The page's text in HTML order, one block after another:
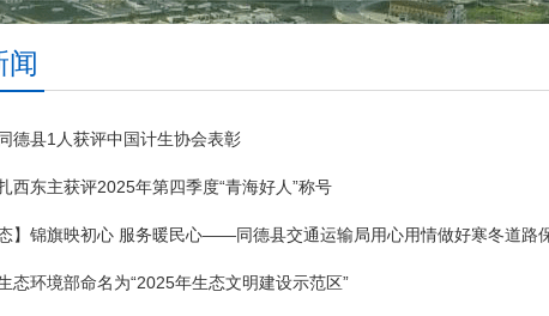
闻
德县1人获评中国计生协会表彰
西东主获评2025年第四季度“青海好人”称号
态】锦旗映初心 服务暖民心——同德县交通运输局用心用情做好寒冬道路
态环境部命名为“2025年生态文明建设示范区”